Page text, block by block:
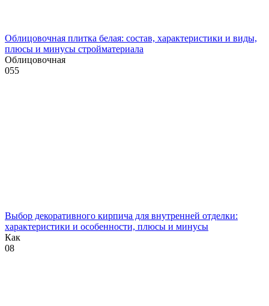
Облицовочная плитка белая: состав, характеристики и виды,
плюсы и минусы стройматериала
Облицовочная
055
Выбор декоративного кирпича для внутренней отделки:
характеристики и особенности, плюсы и минусы
Как
08